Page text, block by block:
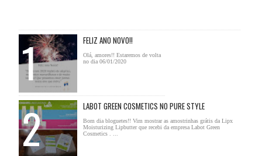
FELIZ ANO NOVO!!
Olá, amores!! Estaremos de volta
no dia 06/01/2020
LABOT GREEN COSMETICS NO PURE STYLE
Bom dia bloguetes!! Vim mostrar as amostrinhas grátis da Lipx
Moisturizing Lipbutter que recebi da empresa Labot Green
Cosmetics . ...